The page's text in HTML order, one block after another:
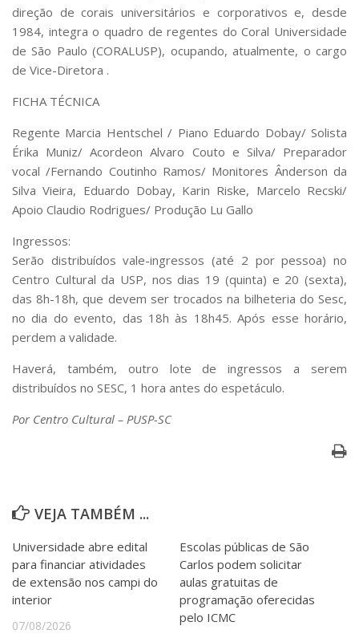
direção de corais universitários e corporativos e, desde
1984, integra o quadro de regentes do Coral Universidade
de São Paulo (CORALUSP), ocupando, atualmente, o cargo
de Vice-Diretora .
FICHA TÉCNICA
Regente Marcia Hentschel / Piano Eduardo Dobay/ Solista
Érika Muniz/ Acordeon Alvaro Couto e Silva/ Preparador
vocal /Fernando Coutinho Ramos/ Monitores Ânderson da
Silva Vieira, Eduardo Dobay, Karin Riske, Marcelo Recski/
Apoio Claudio Rodrigues/ Produção Lu Gallo
Ingressos:
Serão distribuídos vale-ingressos (até 2 por pessoa) no
Centro Cultural da USP, nos dias 19 (quinta) e 20 (sexta),
das 8h-18h, que devem ser trocados na bilheteria do Sesc,
no dia do evento, das 18h às 18h45. Após esse horário,
perdem a validade.
Haverá, também, outro lote de ingressos a serem
distribuídos no SESC, 1 hora antes do espetáculo.
Por Centro Cultural – PUSP-SC
VEJA TAMBÉM ...
Universidade abre edital
para financiar atividades
de extensão nos campi do
interior
07/08/2026
Escolas públicas de São
Carlos podem solicitar
aulas gratuitas de
programação oferecidas
pelo ICMC